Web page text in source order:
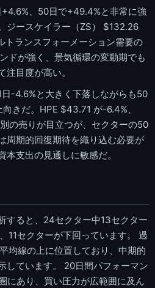
、50日で+49.4%と非常に強
ジースケイラー（ZS） $132.26
トランスフォーメーション需要の
ドが強く、景気循環の変動期でも
目度が高い。
-4.6%と大きく下落しながらも50
きだ。HPE $43.71 が-6.4%、
の売りが目立つが、セクターの50
周期的回復期待を織り込む必要が
支出の見通しに敏感だ。
すると、24セクター中13セクター
11セクターが下回っています。 過
均線の上に位置しており、中期的
しています。 20日間パフォーマン
にあり、買い圧力が広範囲に及ん